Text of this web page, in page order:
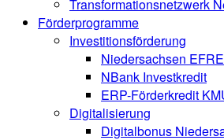
Transformationsnetzwerk
Förderprogramme
Investitionsförderung
Niedersachsen
NBank Investkredit
ERP-Förderkredit
Digitalisierung
Digitalbonus